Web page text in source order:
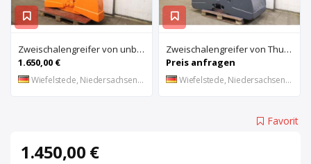
Zweischalengreifer von unbekannt – Breite 30 cm
1.650,00 €
Wiefelstede, Niedersachsen, DE
Zweischalengreifer von Thumm – Breite 79 cm
Preis anfragen
Wiefelstede, Niedersachsen, DE
Favorit
1.450,00 €